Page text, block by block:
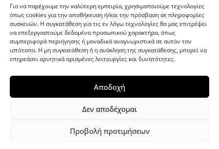
Για να παρέχουμε την καλύτερη εμπειρία, χρησιμοποιούμε τεχνολογίες
όπως cookies για την αποθήκευση ή/και την πρόσβαση σε πληροφορίες
συσκευών. Η συγκατάθεση για τις εν λόγω τεχνολογίες θα μας επιτρέψει
να επεξεργαστούμε δεδομένα προσωπικού χαρακτήρα, όπως
συμπεριφορά περιήγησης ή μοναδικά αναγνωριστικά σε αυτόν τον
ιστότοπο. Η μη συγκατάθεση ή η ανάκληση της συγκατάθεσης, μπορεί να
επηρεάσει αρνητικά ορισμένες λειτουργίες και δυνατότητες.
Αποδοχή
Δεν αποδέχομαι
Προβολή προτιμήσεων
G-point.gr